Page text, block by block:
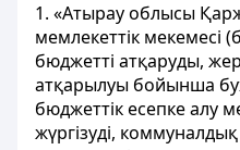
1. «Атырау облысы
мемлекеттік мекемесі
бюджетті атқаруды,
атқарылуы бойынша
бюджеттік есепке алу
жүргізуді,